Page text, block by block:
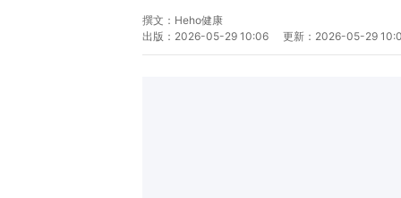
撰文： Heho健康
出版： 2026-05-29 10:06 更新： 2026-05-29